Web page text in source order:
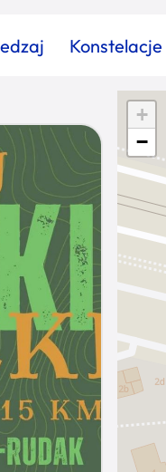
Konstelacje
Znajdź atrakcję
Miasto
+
−